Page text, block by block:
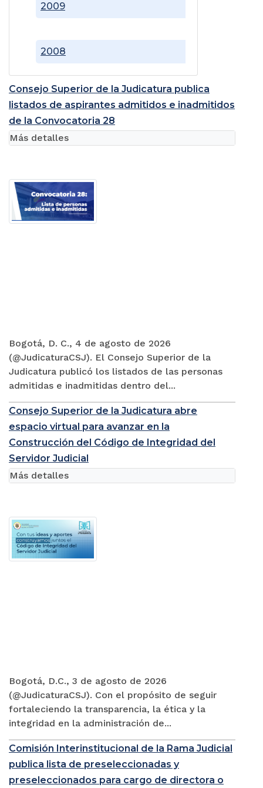
2008
2009
Consejo Superior de la Judicatura publica
listados de aspirantes admitidos e inadmitidos
de la Convocatoria 28
Bogotá, D. C., 4 de agosto de 2026
(@JudicaturaCSJ). El Consejo Superior de la
Judicatura publicó los listados de las personas
admitidas e inadmitidas dentro del...
Más detalles
Consejo Superior de la Judicatura abre
espacio virtual para avanzar en la
Construcción del Código de Integridad del
Servidor Judicial
Bogotá, D.C., 3 de agosto de 2026
(@JudicaturaCSJ). Con el propósito de seguir
fortaleciendo la transparencia, la ética y la
integridad en la administración de...
Más detalles
Comisión Interinstitucional de la Rama Judicial
publica lista de preseleccionadas y
preseleccionados para cargo de directora o